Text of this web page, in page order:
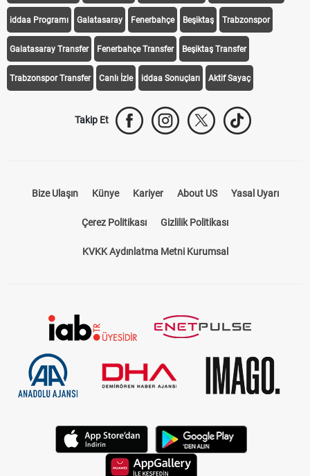
iddaa Programı Galatasaray Fenerbahçe Beşiktaş Trabzonspor
Galatasaray Transfer Fenerbahçe Transfer Beşiktaş Transfer
Trabzonspor Transfer Canlı İzle iddaa Sonuçları Aktif Sayaç
Takip Et
Bize Ulaşın Künye Kariyer About US Yasal Uyarı
Çerez Politikası Gizlilik Politikası
KVKK Aydınlatma Metni Kurumsal